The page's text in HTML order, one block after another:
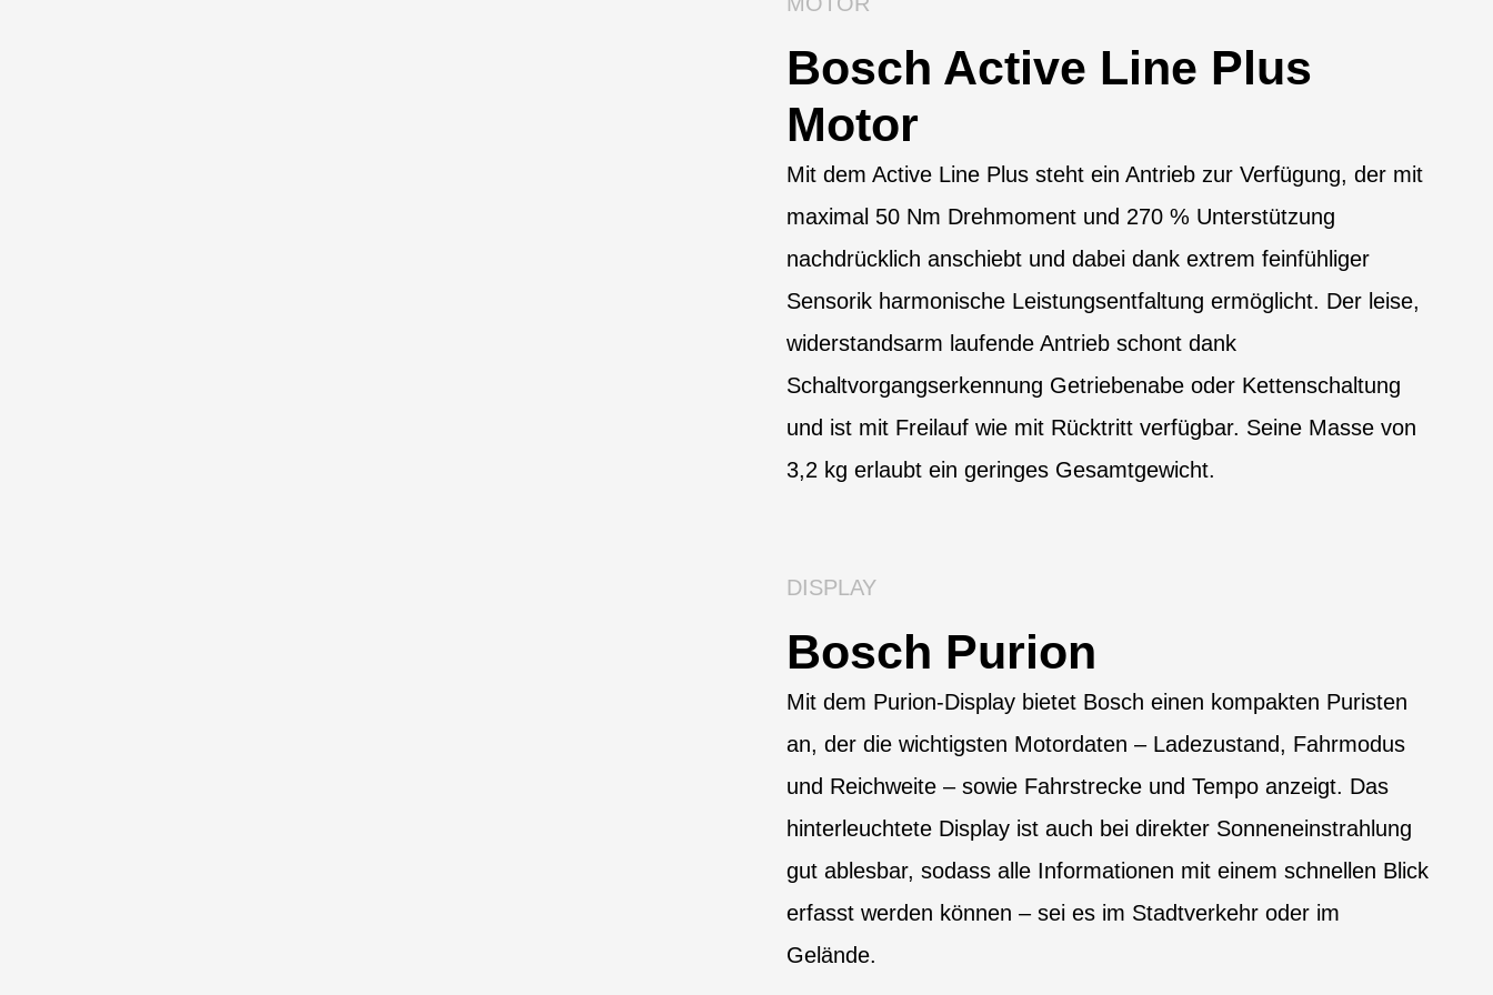
Bosch Active Line Plus
Motor
Mit dem Active Line Plus steht ein Antrieb zur Verfügung, der mit
maximal 50 Nm Drehmoment und 270 % Unterstützung
nachdrücklich anschiebt und dabei dank extrem feinfühliger
Sensorik harmonische Leistungsentfaltung ermöglicht. Der leise,
widerstandsarm laufende Antrieb schont dank
Schaltvorgangserkennung Getriebenabe oder Kettenschaltung
und ist mit Freilauf wie mit Rücktritt verfügbar. Seine Masse von
3,2 kg erlaubt ein geringes Gesamtgewicht.
DISPLAY
Bosch Purion
Mit dem Purion-Display bietet Bosch einen kompakten Puristen
an, der die wichtigsten Motordaten – Ladezustand, Fahrmodus
und Reichweite – sowie Fahrstrecke und Tempo anzeigt. Das
hinterleuchtete Display ist auch bei direkter Sonneneinstrahlung
gut ablesbar, sodass alle Informationen mit einem schnellen Blick
erfasst werden können – sei es im Stadtverkehr oder im
Gelände.